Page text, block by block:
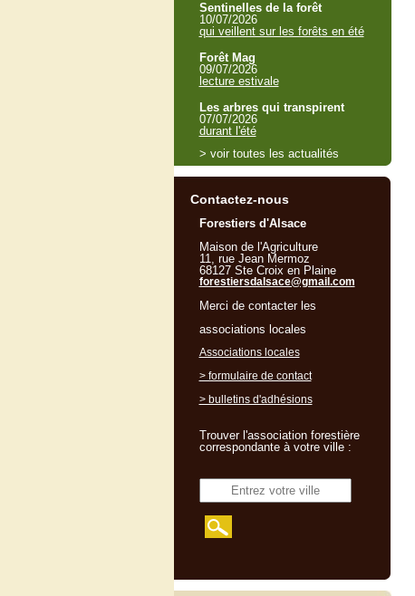
Sentinelles de la forêt
10/07/2026
qui veillent sur les forêts en été
Forêt Mag
09/07/2026
lecture estivale
Les arbres qui transpirent
07/07/2026
durant l'été
> voir toutes les actualités
Contactez-nous
Forestiers d'Alsace
Maison de l'Agriculture
11, rue Jean Mermoz
68127 Ste Croix en Plaine
forestiersdalsace@gmail.com
Merci de contacter les
associations locales
Associations locales
> formulaire de contact
> bulletins d'adhésions
Trouver l'association forestière
correspondante à votre ville :